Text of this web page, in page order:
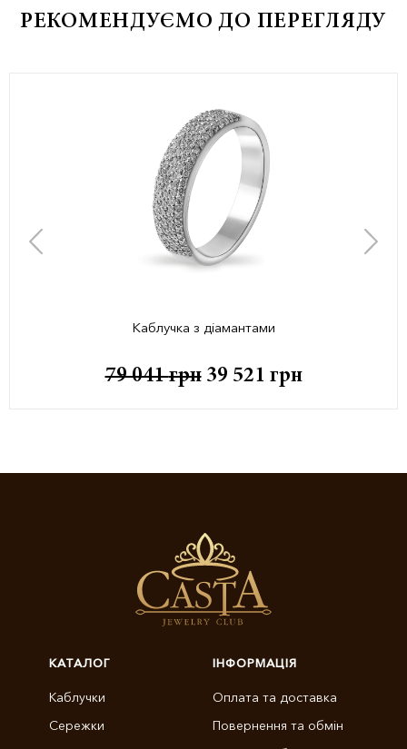
РЕКОМЕНДУЄМО ДО ПЕРЕГЛЯДУ
Каблучка з діамантами
79 041грн 39 521 грн
КАТАЛОГ
Каблучки
Сережки
ІНФОРМАЦІЯ
Оплата та доставка
Повернення та обмін